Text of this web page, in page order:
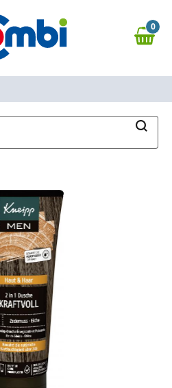
0,00 €
0